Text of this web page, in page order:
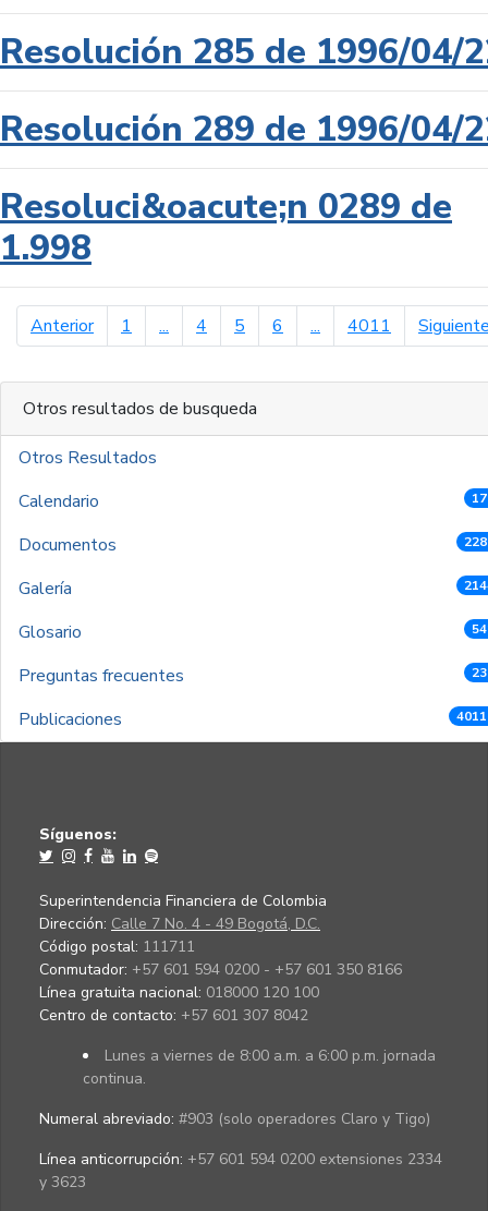
Resolución 285 de 1996/04/
Resolución 289 de 1996/04/
Resoluci&oacute;n 0289 de
1.998
Anteriorpágina anterior
1 ... 4 5 6 ... 4011
Otros resultados de busqueda
Otros Resultados
Calendario
Documentos
Galería
Glosario
Preguntas frecuentes
Publicaciones
Síguenos:
Superintendencia Financiera de Colombia
Dirección: Calle 7 No. 4 - 49 Bogotá, D.C.
Código postal: 111711
Conmutador: +57 601 594 0200 - +57 601 350 8166
Línea gratuita nacional: 018000 120 100
Centro de contacto: +57 601 307 8042
Lunes a viernes de 8:00 a.m. a 6:00 p.m. jornada
continua.
Numeral abreviado: #903 (solo operadores Claro y Tigo)
Línea anticorrupción: +57 601 594 0200 extensiones 2334
y 3623